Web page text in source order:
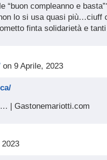
“buon compleanno e
lo si usa quasi più…ciuff
finta solidarietà e
on 9 Aprile, 2023
| Gastonemariotti.com